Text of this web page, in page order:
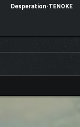
Desperation-TENOKE